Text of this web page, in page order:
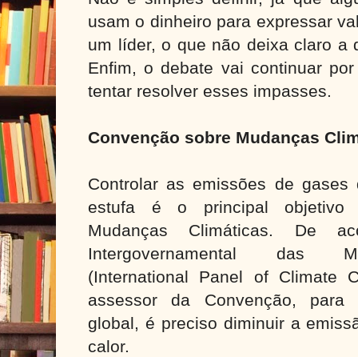
usam o dinheiro para expressar
um líder, o que não deixa claro a
Enfim, o debate vai continuar
tentar resolver esses impasses.
Convenção sobre Mudanças
Controlar as emissões de
estufa é o principal objetivo
Mudanças Climáticas. De
Intergovernamental das
(International Panel of Climate
assessor da Convenção, para
global, é preciso diminuir a
calor.